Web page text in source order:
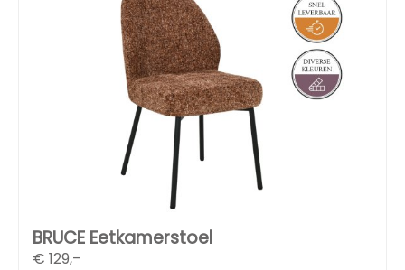
BRUCE Eetkamerstoel
€ 129,–